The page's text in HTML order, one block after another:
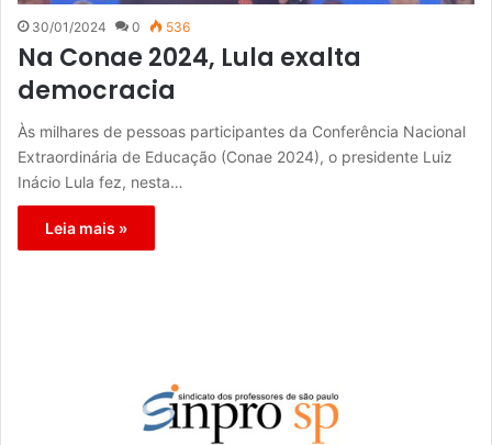
30/01/2024 0 536
Na Conae 2024, Lula exalta
democracia
Às milhares de pessoas participantes da Conferência Nacional
Extraordinária de Educação (Conae 2024), o presidente Luiz
Inácio Lula fez, nesta…
Leia mais »